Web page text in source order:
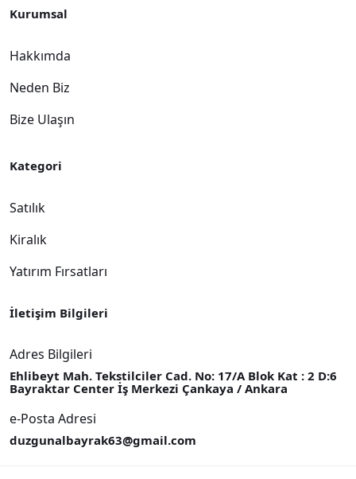
Kurumsal
Hakkımda
Neden Biz
Bize Ulaşın
Kategori
Satılık
Kiralık
Yatırım Fırsatları
İletişim Bilgileri
Adres Bilgileri
Ehlibeyt Mah. Tekstilciler Cad. No: 17/A Blok Kat : 2 D:6
Bayraktar Center İş Merkezi Çankaya / Ankara
e-Posta Adresi
duzgunalbayrak63@gmail.com